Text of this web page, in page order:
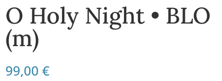
O Holy Night • BLO
(m)
99,00€